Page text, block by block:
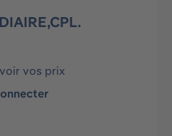
vos prix